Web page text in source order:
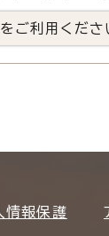
ご利用くださ
情報保護